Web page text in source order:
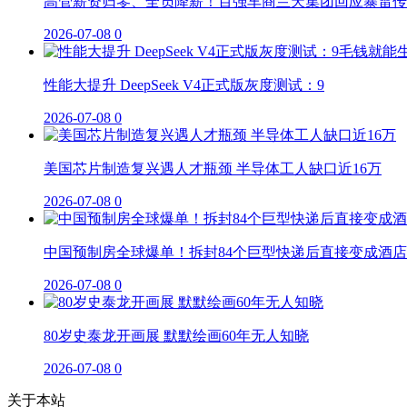
2026-07-08 0
性能大提升 DeepSeek V4正式版灰度测试：9
2026-07-08 0
美国芯片制造复兴遇人才瓶颈 半导体工人缺口近16万
2026-07-08 0
中国预制房全球爆单！拆封84个巨型快递后直接变成酒店
2026-07-08 0
80岁史泰龙开画展 默默绘画60年无人知晓
2026-07-08 0
关于本站